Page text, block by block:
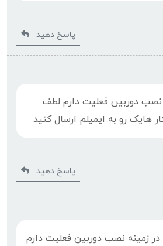
پاسخ دهید
نصب دوربین فعلیت دارم لطف
هایک رو به ایمیلم ارسال کنید
پاسخ دهید
در زمینه نصب دوربین فعلیت دارم